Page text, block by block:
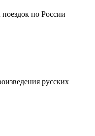
по России
русских